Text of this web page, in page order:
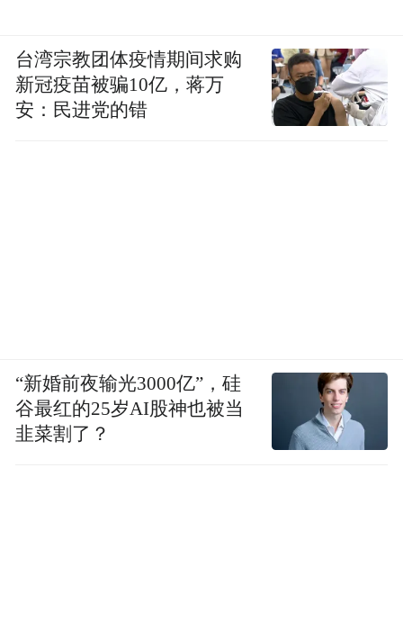
台湾宗教团体疫情期间求购
新冠疫苗被骗10亿，蒋万
安：民进党的错
“新婚前夜输光3000亿”，硅
谷最红的25岁AI股神也被当
韭菜割了？